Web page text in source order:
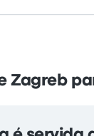
Zagreb